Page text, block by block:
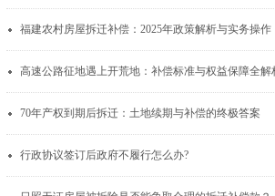
福建农村房屋拆迁补偿：2025年政策解析与实务操作
高速公路征地遇上开荒地：补偿标准与权益保障全解
70年产权到期后拆迁：土地续期与补偿的终极答案
行政协议签订后政府不履行怎么办?